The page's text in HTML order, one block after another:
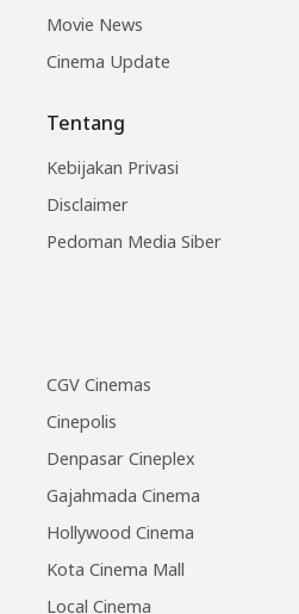
CGV Cinemas
Cinepolis
Denpasar Cineplex
Gajahmada Cinema
Hollywood Cinema
Kota Cinema Mall
Local Cinema
Movie News
Cinema Update
Tentang
Kebijakan Privasi
Disclaimer
Pedoman Media Siber